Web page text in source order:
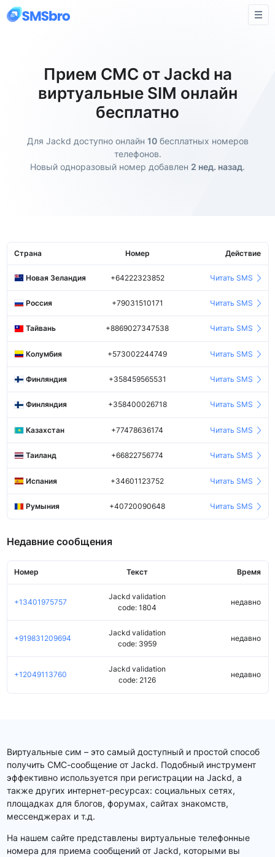
Прием СМС от Jackd на
виртуальные SIM онлайн
бесплатно
Для Jackd доступно онлайн 10бесплатных номеров
телефонов.
Новый одноразовый номер добавлен 2 нед. назад.
Страна Номер Действие
Новая Зеландия +64222323852 Читать SMS
Россия +79031510171 Читать SMS
Тайвань +8869027347538 Читать SMS
Колумбия +573002244749 Читать SMS
Финляндия +358459565531 Читать SMS
Финляндия +358400026718 Читать SMS
Казахстан +77478636174 Читать SMS
Таиланд +66822756774 Читать SMS
Испания +34601123752 Читать SMS
Румыния +40720090648 Читать SMS
Недавние сообщения
Номер Текст Время
+13401975757
Jackd validation
code: 1804
недавно
+919831209694
Jackd validation
code: 3959
недавно
+12049113760
Jackd validation
code: 2126
недавно
Виртуальные сим – это самый доступный и простой способ
получить СМС-сообщение от Jackd. Подобный инструмент
эффективно используется при регистрации на Jackd, а
также других интернет-ресурсах: социальных сетях,
площадках для блогов, форумах, сайтах знакомств,
мессенджерах и т.д.
На нашем сайте представлены виртуальные телефонные
номера для приема сообщений от Jackd, которыми вы